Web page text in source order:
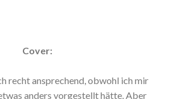
Cover:
recht ansprechend, obwohl ich mir
anders vorgestellt hätte. Aber